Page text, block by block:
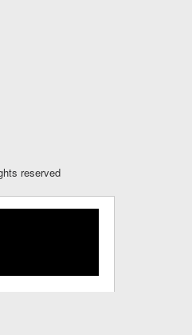
reserved